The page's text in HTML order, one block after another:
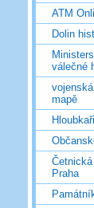
ATM
Dolin
válečné
mapě
Hloubkaři
Praha